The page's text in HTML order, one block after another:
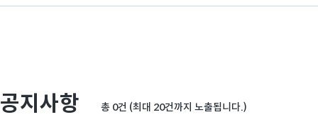
공지사항 총 0건 (최대 20건까지 노출됩니다.)